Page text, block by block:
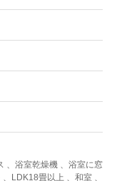
、浴室乾燥機 、浴室に窓
LDK18畳以上 、和室 、